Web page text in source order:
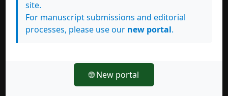
site.
For manuscript submissions and editorial
processes, please use our new portal.
🌐 New portal